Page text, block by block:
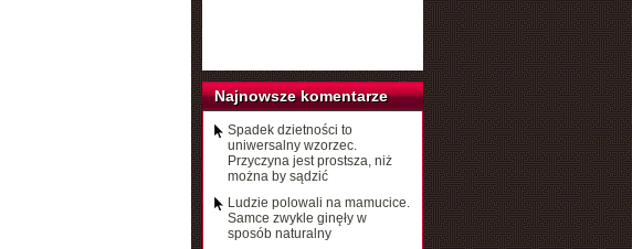
Najnowsze komentarze
Spadek dzietności to
uniwersalny wzorzec.
Przyczyna jest prostsza, niż
można by sądzić
Ludzie polowali na mamucice.
Samce zwykle ginęły w
sposób naturalny